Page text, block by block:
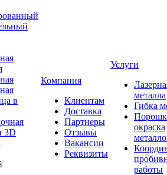
в
3D
Компания
Клиентам
Доставка
Партнеры
Отзывы
Вакансии
Реквизиты
Услуги
металла
Гибка
окраска
работы